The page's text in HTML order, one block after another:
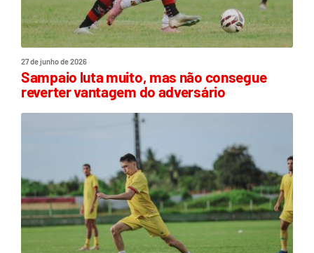
27 de junho de 2026
Sampaio luta muito, mas não consegue
reverter vantagem do adversário